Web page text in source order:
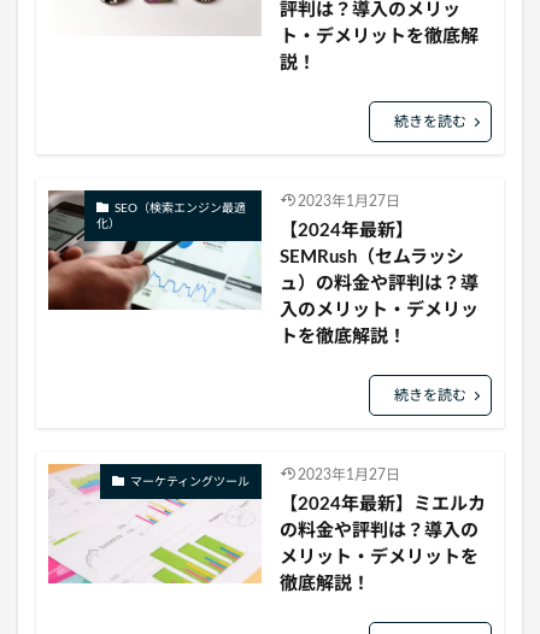
評判は？導入のメリッ
ト・デメリットを徹底解
説！
続きを読む
SEO（検索エンジン最適
化）
2023年1月27日
【2024年最新】
SEMRush（セムラッシ
ュ）の料金や評判は？導
入のメリット・デメリッ
トを徹底解説！
続きを読む
マーケティングツール 2023年1月27日
【2024年最新】ミエルカ
の料金や評判は？導入の
メリット・デメリットを
徹底解説！